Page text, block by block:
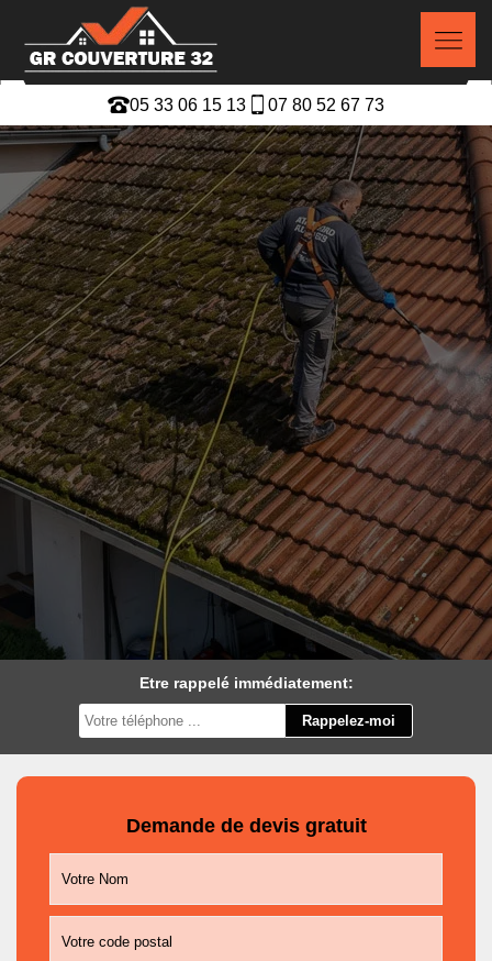
05 33 06 15 13 07 80 52 67 73
Etre rappelé immédiatement:
Demande de devis gratuit